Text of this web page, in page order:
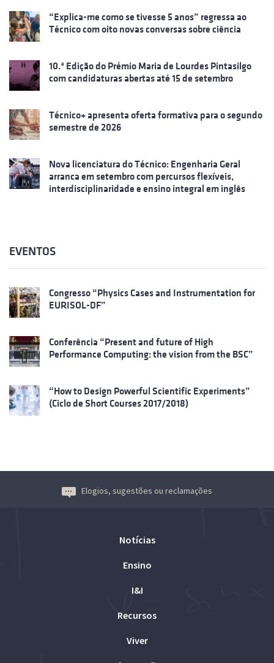
“Explica-me como se tivesse 5 anos” regressa ao
Técnico com oito novas conversas sobre ciência
10.ª Edição do Prémio Maria de Lourdes Pintasilgo
com candidaturas abertas até 15 de setembro
Técnico+ apresenta oferta formativa para o segundo
semestre de 2026
Nova licenciatura do Técnico: Engenharia Geral
arranca em setembro com percursos flexíveis,
interdisciplinaridade e ensino integral em inglês
EVENTOS
Congresso “Physics Cases and Instrumentation for
EURISOL-DF”
Conferência “Present and future of High
Performance Computing: the vision from the BSC”
“How to Design Powerful Scientific Experiments”
(Ciclo de Short Courses 2017/2018)
Elogios, sugestões ou reclamações
Notícias
Ensino
I&I
Recursos
Viver